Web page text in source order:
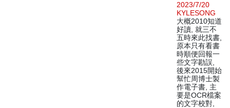
2023/7/20
KYLESONG
大概2010知道
好讀, 就三不
五時來此找書,
原本只有看書
時順便回報一
些文字勘誤,
後來2015開始
幫忙周博士製
作電子書, 主
要是OCR檔案
的文字校對,